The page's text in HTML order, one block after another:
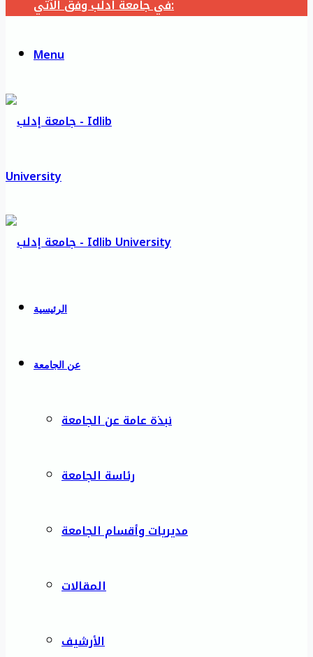
في جامعة ادلب وفق الآتي:
Menu
الرئيسية
عن الجامعة
نبذة عامة عن الجامعة
رئاسة الجامعة
مديريات وأقسام الجامعة
المقالات
الأرشيف